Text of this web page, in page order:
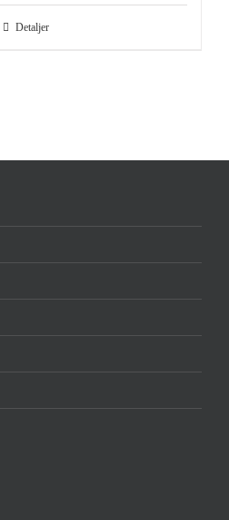
Detaljer